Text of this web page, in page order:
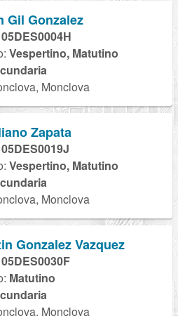
Gil Gonzalez
Vespertino, Matutino
Monclova
Zapata
Vespertino, Matutino
Monclova
Gonzalez Vazquez
Matutino
Monclova